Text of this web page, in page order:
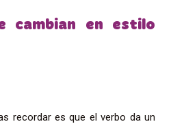
cambian en estilo
recordar es que el verbo da un